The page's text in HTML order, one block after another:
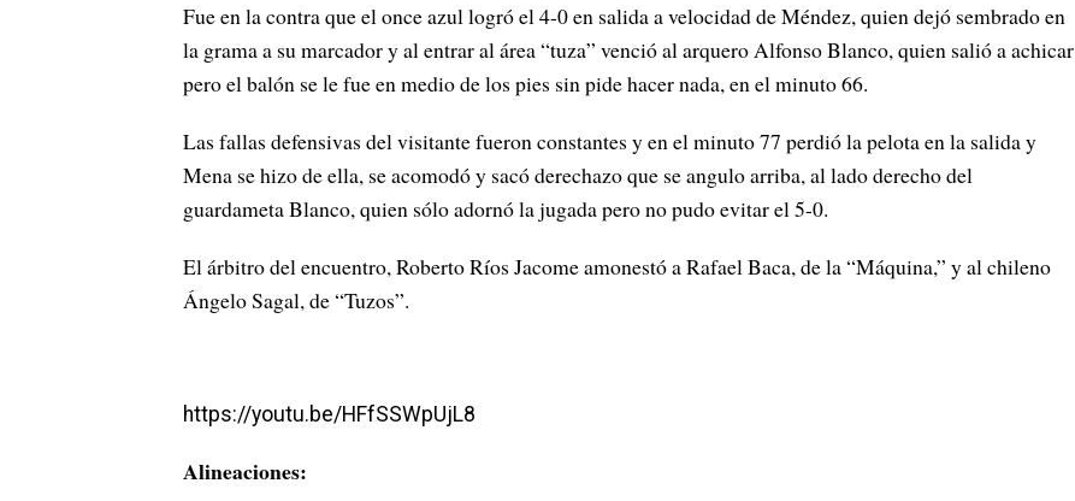
Fue en la contra que el once azul logró el 4-0 en salida a velocidad de Méndez, quien dejó sembrado en
la grama a su marcador y al entrar al área “tuza” venció al arquero Alfonso Blanco, quien salió a achicar
pero el balón se le fue en medio de los pies sin pide hacer nada, en el minuto 66.
Las fallas defensivas del visitante fueron constantes y en el minuto 77 perdió la pelota en la salida y
Mena se hizo de ella, se acomodó y sacó derechazo que se angulo arriba, al lado derecho del
guardameta Blanco, quien sólo adornó la jugada pero no pudo evitar el 5-0.
El árbitro del encuentro, Roberto Ríos Jacome amonestó a Rafael Baca, de la “Máquina,” y al chileno
Ángelo Sagal, de “Tuzos”.
https://youtu.be/HFfSSWpUjL8
Alineaciones: